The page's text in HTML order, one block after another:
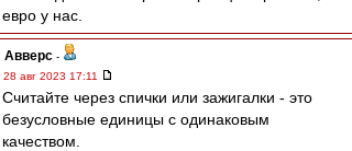
евро у нас.
Авверс -
28 авг 2023 17:11
Считайте через спички или зажигалки - это
безусловные единицы с одинаковым
качеством.